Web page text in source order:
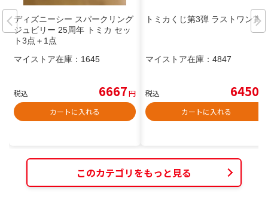
ディズニーシー スパークリング
ジュビリー 25周年 トミカ セッ
ト3点＋1点
マイストア在庫： 1645
税込 6667円
カートに入れる
トミカくじ第3弾 ラストワン賞
マイストア在庫： 4847
税込 6450
カートに入れる
このカテゴリをもっと見る